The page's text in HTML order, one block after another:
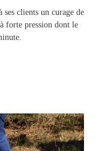
ses clients un curage de
forte pression dont le